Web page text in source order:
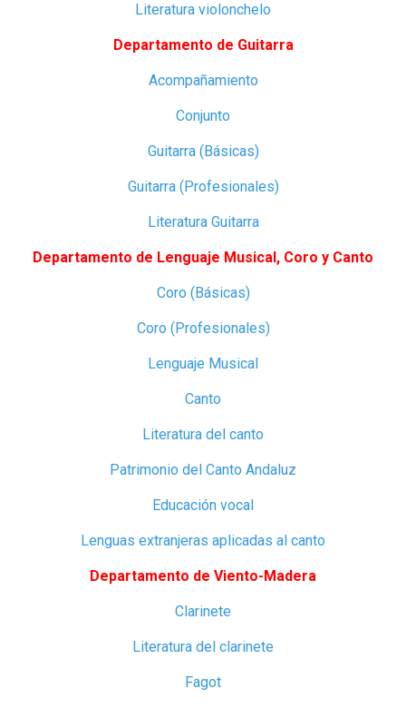
Literatura violonchelo
Departamento de Guitarra
Acompañamiento
Conjunto
Guitarra (Básicas)
Guitarra (Profesionales)
Literatura Guitarra
Departamento de Lenguaje Musical, Coro y Canto
Coro (Básicas)
Coro (Profesionales)
Lenguaje Musical
Canto
Literatura del canto
Patrimonio del Canto Andaluz
Educación vocal
Lenguas extranjeras aplicadas al canto
Departamento de Viento-Madera
Clarinete
Literatura del clarinete
Fagot